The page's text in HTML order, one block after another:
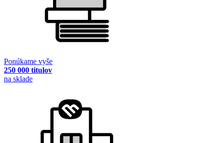
Ponúkame vyše
250 000 titulov
na sklade